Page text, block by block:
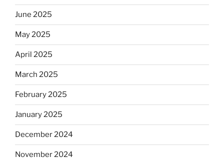
June 2025
May 2025
April 2025
March 2025
February 2025
January 2025
December 2024
November 2024